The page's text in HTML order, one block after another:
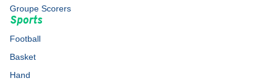
Groupe Scorers
Sports
Football
Basket
Hand